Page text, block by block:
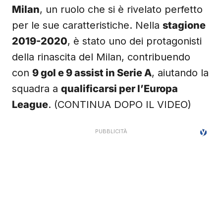
Milan, un ruolo che si è rivelato perfetto
per le sue caratteristiche. Nella stagione
2019-2020, è stato uno dei protagonisti
della rinascita del Milan, contribuendo
con 9 gol e 9 assist in Serie A, aiutando la
squadra a qualificarsi per l’Europa
League. (CONTINUA DOPO IL VIDEO)